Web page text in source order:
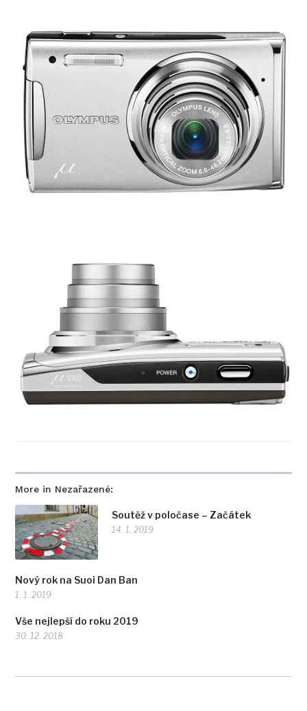
More in Nezařazené:
Soutěž v poločase – Začátek
14. 1. 2019
Nový rok na Suoi Dan Ban
1. 1. 2019
Vše nejlepší do roku 2019
30. 12. 2018